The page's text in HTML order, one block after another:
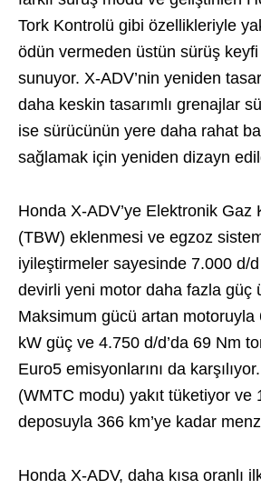
Tork Kontrolü gibi özellikleriyle
ödün vermeden üstün sürüş keyfi
sunuyor. X-ADV’nin yeniden
daha keskin tasarımlı grenajlar
ise sürücünün yere daha rahat
sağlamak için yeniden dizayn
Honda X-ADV’ye Elektronik Gaz
(TBW) eklenmesi ve egzoz
iyileştirmeler sayesinde 7.000 d/
devirli yeni motor daha fazla güç
Maksimum gücü artan motoruyla
kW güç ve 4.750 d/d’da 69 Nm
Euro5 emisyonlarını da
(WMTC modu) yakıt tüketiyor ve
deposuyla 366 km’ye kadar
Honda X-ADV, daha kısa oranlı